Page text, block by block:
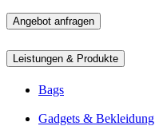
Angebot anfragen
Leistungen & Produkte
Bags
Gadgets & Bekleidung